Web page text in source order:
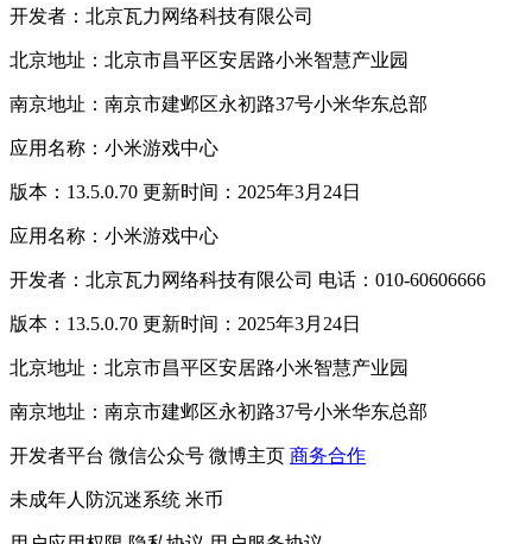
开发者：北京瓦力网络科技有限公司
北京地址：北京市昌平区安居路小米智慧产业园
南京地址：南京市建邺区永初路37号小米华东总部
应用名称：小米游戏中心
版本：13.5.0.70 更新时间：2025年3月24日
应用名称：小米游戏中心
开发者：北京瓦力网络科技有限公司 电话：010-60606666
版本：13.5.0.70 更新时间：2025年3月24日
北京地址：北京市昌平区安居路小米智慧产业园
南京地址：南京市建邺区永初路37号小米华东总部
开发者平台 微信公众号 微博主页 商务合作
未成年人防沉迷系统 米币